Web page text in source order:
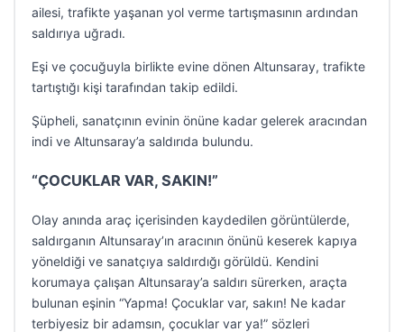
ailesi, trafikte yaşanan yol verme tartışmasının ardından
saldırıya uğradı.
Eşi ve çocuğuyla birlikte evine dönen Altunsaray, trafikte
tartıştığı kişi tarafından takip edildi.
Şüpheli, sanatçının evinin önüne kadar gelerek aracından
indi ve Altunsaray’a saldırıda bulundu.
“ÇOCUKLAR VAR, SAKIN!”
Olay anında araç içerisinden kaydedilen görüntülerde,
saldırganın Altunsaray’ın aracının önünü keserek kapıya
yöneldiği ve sanatçıya saldırdığı görüldü. Kendini
korumaya çalışan Altunsaray’a saldırı sürerken, araçta
bulunan eşinin “Yapma! Çocuklar var, sakın! Ne kadar
terbiyesiz bir adamsın, çocuklar var ya!” sözleri